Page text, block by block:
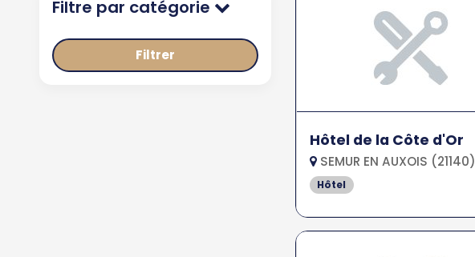
Filtre par catégorie
Filtrer
Hôtel de la Côte d'Or
SEMUR EN AUXOIS (21140)
Hôtel